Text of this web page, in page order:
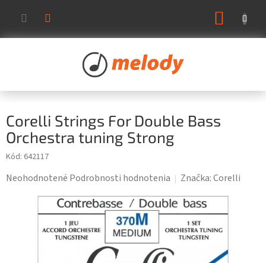
obsah
Corelli Strings For Double Bass
Orchestra tuning Strong
Kód: 642117
Priemerné
Neohodnotené Podrobnosti hodnotenia Značka:Corelli